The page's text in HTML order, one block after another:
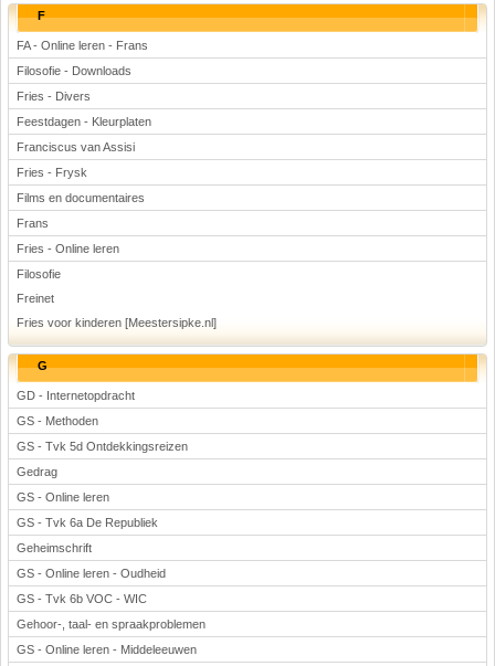
F
FA - Online leren - Frans
Filosofie - Downloads
Fries - Divers
Feestdagen - Kleurplaten
Franciscus van Assisi
Fries - Frysk
Films en documentaires
Frans
Fries - Online leren
Filosofie
Freinet
Fries voor kinderen [Meestersipke.nl]
G
GD - Internetopdracht
GS - Methoden
GS - Tvk 5d Ontdekkingsreizen
Gedrag
GS - Online leren
GS - Tvk 6a De Republiek
Geheimschrift
GS - Online leren - Oudheid
GS - Tvk 6b VOC - WIC
Gehoor-, taal- en spraakproblemen
GS - Online leren - Middeleeuwen